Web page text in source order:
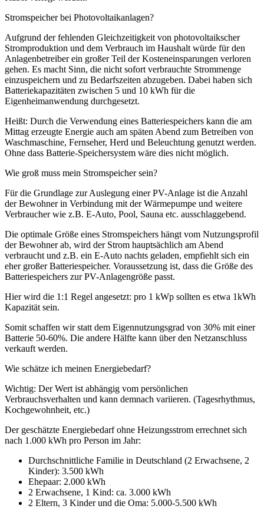
Stromspeicher bei Photovoltaikanlagen?
Aufgrund der fehlenden Gleichzeitigkeit von photovoltaikscher
Stromproduktion und dem Verbrauch im Haushalt würde für den
Anlagenbetreiber ein großer Teil der Kosteneinsparungen verloren
gehen. Es macht Sinn, die nicht sofort verbrauchte Strommenge
einzuspeichern und zu Bedarfszeiten abzugeben. Dabei haben sich
Batteriekapazitäten zwischen 5 und 10 kWh für die
Eigenheimanwendung durchgesetzt.
Heißt: Durch die Verwendung eines Batteriespeichers kann die am
Mittag erzeugte Energie auch am späten Abend zum Betreiben von
Waschmaschine, Fernseher, Herd und Beleuchtung genutzt werden.
Ohne dass Batterie-Speichersystem wäre dies nicht möglich.
Wie groß muss mein Stromspeicher sein?
Für die Grundlage zur Auslegung einer PV-Anlage ist die Anzahl
der Bewohner in Verbindung mit der Wärmepumpe und weitere
Verbraucher wie z.B. E-Auto, Pool, Sauna etc. ausschlaggebend.
Die optimale Größe eines Stromspeichers hängt vom Nutzungsprofil
der Bewohner ab, wird der Strom hauptsächlich am Abend
verbraucht und z.B. ein E-Auto nachts geladen, empfiehlt sich ein
eher großer Batteriespeicher. Voraussetzung ist, dass die Größe des
Batteriespeichers zur PV-Anlagengröße passt.
Hier wird die 1:1 Regel angesetzt: pro 1 kWp sollten es etwa 1kWh
Kapazität sein.
Somit schaffen wir statt dem Eigennutzungsgrad von 30% mit einer
Batterie 50-60%. Die andere Hälfte kann über den Netzanschluss
verkauft werden.
Wie schätze ich meinen Energiebedarf?
Wichtig: Der Wert ist abhängig vom persönlichen
Verbrauchsverhalten und kann demnach variieren. (Tagesrhythmus,
Kochgewohnheit, etc.)
Der geschätzte Energiebedarf ohne Heizungsstrom errechnet sich
nach 1.000 kWh pro Person im Jahr:
Durchschnittliche Familie in Deutschland (2 Erwachsene, 2
Kinder): 3.500 kWh
Ehepaar: 2.000 kWh
2 Erwachsene, 1 Kind: ca. 3.000 kWh
2 Eltern, 3 Kinder und die Oma: 5.000-5.500 kWh